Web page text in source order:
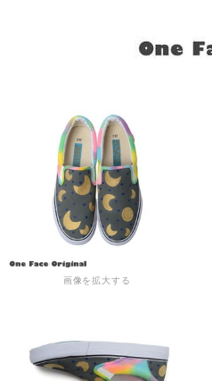
画像を拡大する